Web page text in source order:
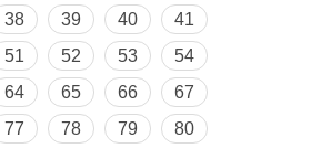
38 39 40
41
51 52 53
54
64 65 66
67
77 78 79
80